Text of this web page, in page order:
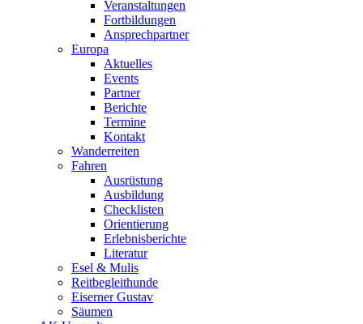
Veranstaltungen
Fortbildungen
Ansprechpartner
Europa
Aktuelles
Events
Partner
Berichte
Termine
Kontakt
Wanderreiten
Fahren
Ausrüstung
Ausbildung
Checklisten
Orientierung
Erlebnisberichte
Literatur
Esel & Mulis
Reitbegleithunde
Eiserner Gustav
Säumen